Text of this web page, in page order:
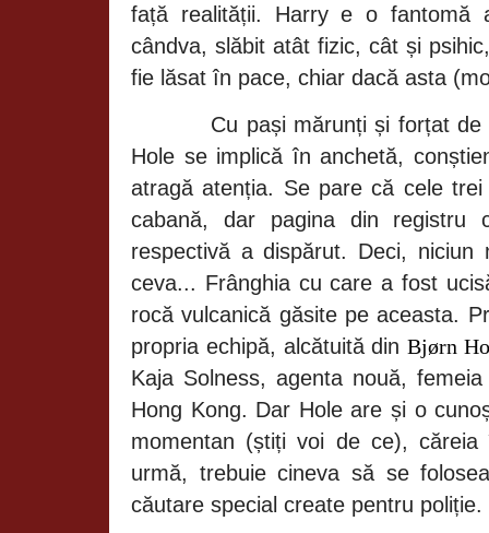
față realității. Harry e o fantomă
cândva, slăbit atât fizic, cât și
fie lăsat în pace, chiar dacă asta
Cu pași mărunți și forțat
Hole se implică în anchetă,
atragă atenția. Se pare că cele
cabană, dar pagina din registru
respectivă a dispărut. Deci, niciun
ceva... Frânghia cu care a fost
rocă vulcanică găsite pe aceasta.
propria echipă, alcătuită dinBjørn
Kaja Solness, agenta nouă,
Hong Kong. Dar Hole are și o
momentan (știți voi de ce),
urmă, trebuie cineva să se
căutare special create pentru poliție.